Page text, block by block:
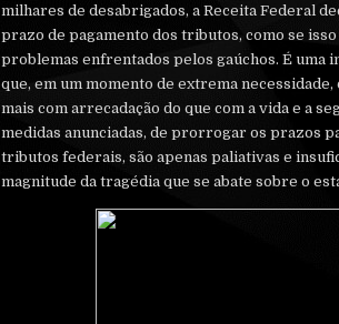
milhares de desabrigados, a Receita Federal
prazo de pagamento dos tributos, como se
problemas enfrentados pelos gaúchos. É uma
que, em um momento de extrema
mais com arrecadação do que com a vida e a
medidas anunciadas, de prorrogar os prazos
tributos federais, são apenas paliativas e
magnitude da tragédia que se abate sobre o